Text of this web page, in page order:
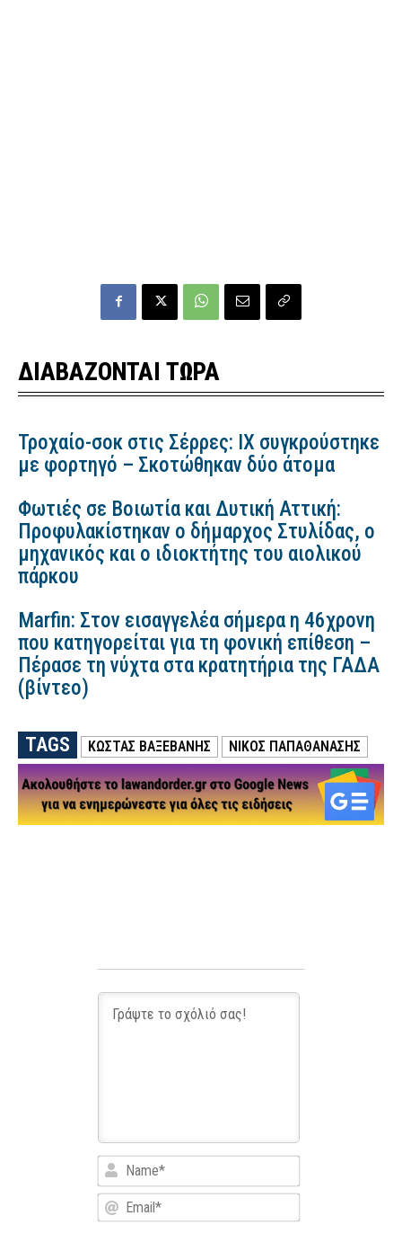
ΔΙΑΒΑΖΟΝΤΑΙ ΤΩΡΑ
Τροχαίο-σοκ στις Σέρρες: ΙΧ συγκρούστηκε
με φορτηγό – Σκοτώθηκαν δύο άτομα
Φωτιές σε Βοιωτία και Δυτική Αττική:
Προφυλακίστηκαν ο δήμαρχος Στυλίδας, ο
μηχανικός και ο ιδιοκτήτης του αιολικού
πάρκου
Marfin: Στον εισαγγελέα σήμερα η 46χρονη
που κατηγορείται για τη φονική επίθεση –
Πέρασε τη νύχτα στα κρατητήρια της ΓΑΔΑ
(βίντεο)
TAGS ΚΩΣΤΑΣ ΒΑΞΕΒΑΝΗΣ ΝΙΚΟΣ ΠΑΠΑΘΑΝΑΣΗΣ
Name*
Email*